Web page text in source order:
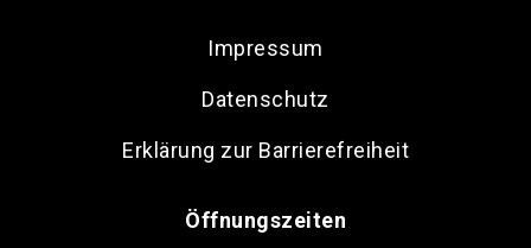
Impressum
Datenschutz
Erklärung zur Barrierefreiheit
Öffnungszeiten